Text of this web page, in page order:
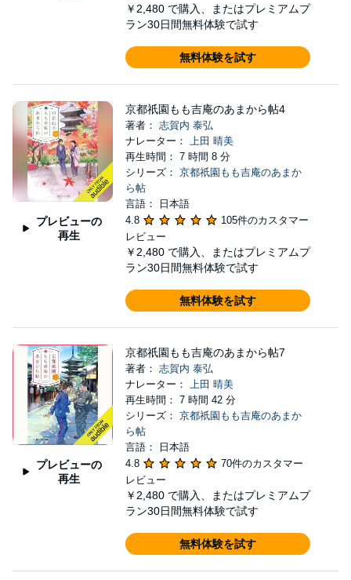
￥2,480 で購入、またはプレミアムプ
ラン30日間無料体験で試す
無料体験を試す
プレビューの
再生
京都祇園もも吉庵のあまから帖4
著者： 志賀内 泰弘
ナレーター： 上田 晴美
再生時間： 7 時間 8 分
シリーズ： 京都祇園もも吉庵のあまか
ら帖
言語： 日本語
4.8
105件のカスタマー
レビュー
￥2,480 で購入、またはプレミアムプ
ラン30日間無料体験で試す
無料体験を試す
プレビューの
再生
京都祇園もも吉庵のあまから帖7
著者： 志賀内 泰弘
ナレーター： 上田 晴美
再生時間： 7 時間 42 分
シリーズ： 京都祇園もも吉庵のあまか
ら帖
言語： 日本語
4.8
70件のカスタマー
レビュー
￥2,480 で購入、またはプレミアムプ
ラン30日間無料体験で試す
無料体験を試す